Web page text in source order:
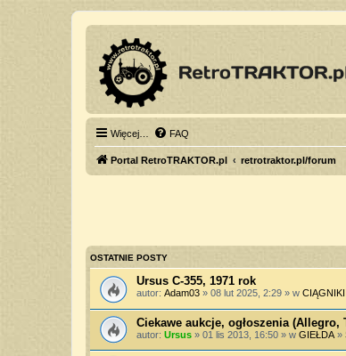
Więcej… FAQ
Portal RetroTRAKTOR.pl retrotraktor.pl/forum
OSTATNIE POSTY
Ursus C-355, 1971 rok
autor: Adam03 » 08 lut 2025, 2:29 » w
Ciekawe aukcje, ogłoszenia
autor: Ursus » 01 lis 2013, 16:50 » w GIEŁDA »